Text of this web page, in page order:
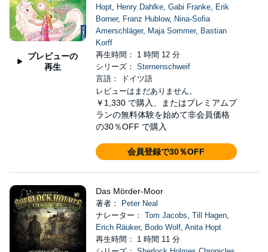
プレビューの
再生
Hopt, Henry Dahlke, Gabi Franke, Erik
Borner, Franz Hublow, Nina-Sofia
Amerschläger, Maja Sommer, Bastian
Korff
再生時間： 1 時間 12 分
シリーズ： Sternenschweif
言語： ドイツ語
レビューはまだありません。
￥1,330 で購入、またはプレミアムプ
ランの無料体験を始めて非会員価格
の30％OFF で購入
会員登録で30％OFF
Das Mörder-Moor
著者：
Peter Neal
ナレーター： Tom Jacobs, Till Hagen,
Erich Räuker, Bodo Wolf, Anita Hopt
再生時間： 1 時間 11 分